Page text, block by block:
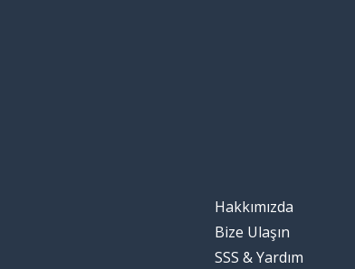
Hakkımızda
Bize Ulaşın
SSS & Yardım